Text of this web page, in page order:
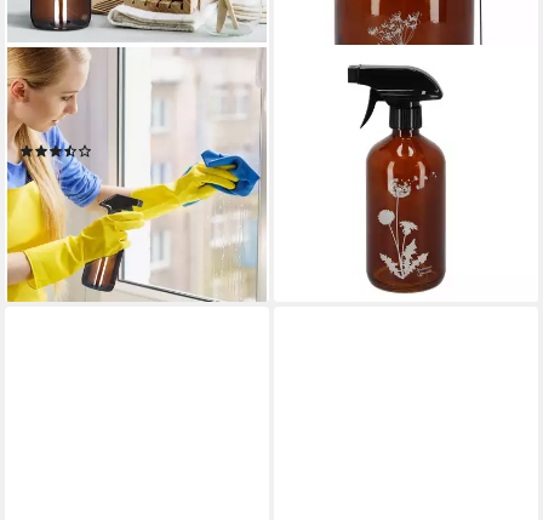
RELAXDAYS
Sprühflasche Glas 500ml 6er
Set, (6er Set, 6-tlg., 6er Set)
16,99 € UVP 39,99 €
-58%
lieferbar - in 2-3 Werktagen bei dir
DEKOWUNDER
Zerstäuberflasche
Sprühflaschen Glas 2er Set
0,5 L Grün oder Braun
lieferbar - in 3-4 Werktagen bei dir